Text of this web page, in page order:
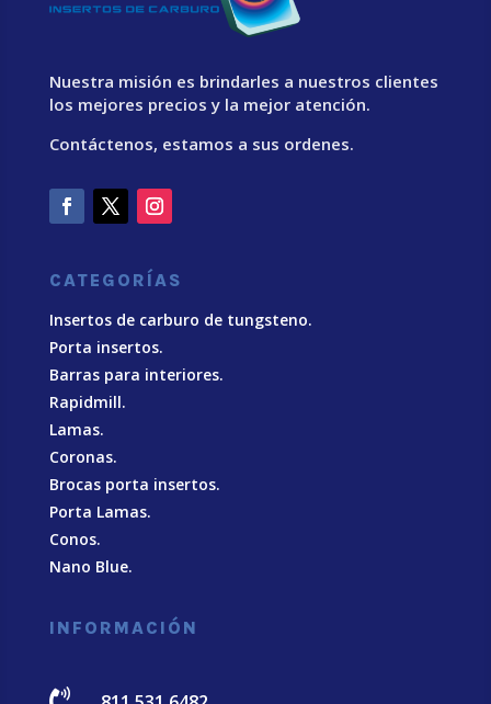
Nuestra misión es brindarles a nuestros clientes
los mejores precios y la mejor atención.
Contáctenos, estamos a sus ordenes.
CATEGORÍAS
Insertos de carburo de tungsteno.
Porta insertos.
Barras para interiores.
Rapidmill.
Lamas.
Coronas.
Brocas porta insertos.
Porta Lamas.
Conos.
Nano Blue.
INFORMACIÓN